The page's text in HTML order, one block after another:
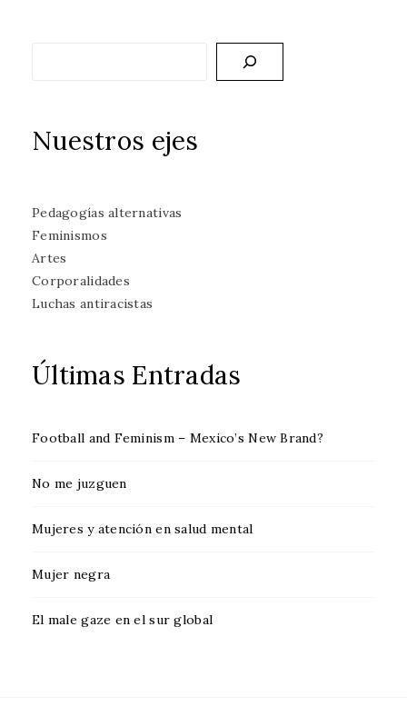
Nuestros ejes
Pedagogías alternativas
Feminismos
Artes
Corporalidades
Luchas antiracistas
Últimas Entradas
Football and Feminism – Mexico’s New Brand?
No me juzguen
Mujeres y atención en salud mental
Mujer negra
El male gaze en el sur global